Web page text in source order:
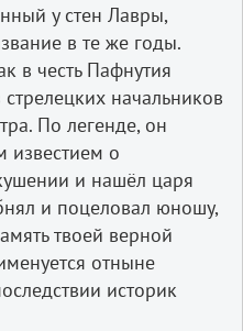
у стен Лавры,
в те же годы.
в честь Пафнутия
начальников
По легенде, он
известием о
и нашёл царя
и поцеловал юношу,
твоей верной
отныне
историк